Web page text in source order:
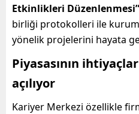
Etkinlikleri Düzenlenmesi”
birliği protokolleri ile
yönelik projelerini hayata
Piyasasının
açılıyor
Kariyer Merkezi özellikle